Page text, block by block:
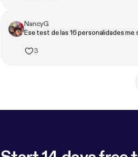
NancyG
Ese test de las 16 personalidades
3